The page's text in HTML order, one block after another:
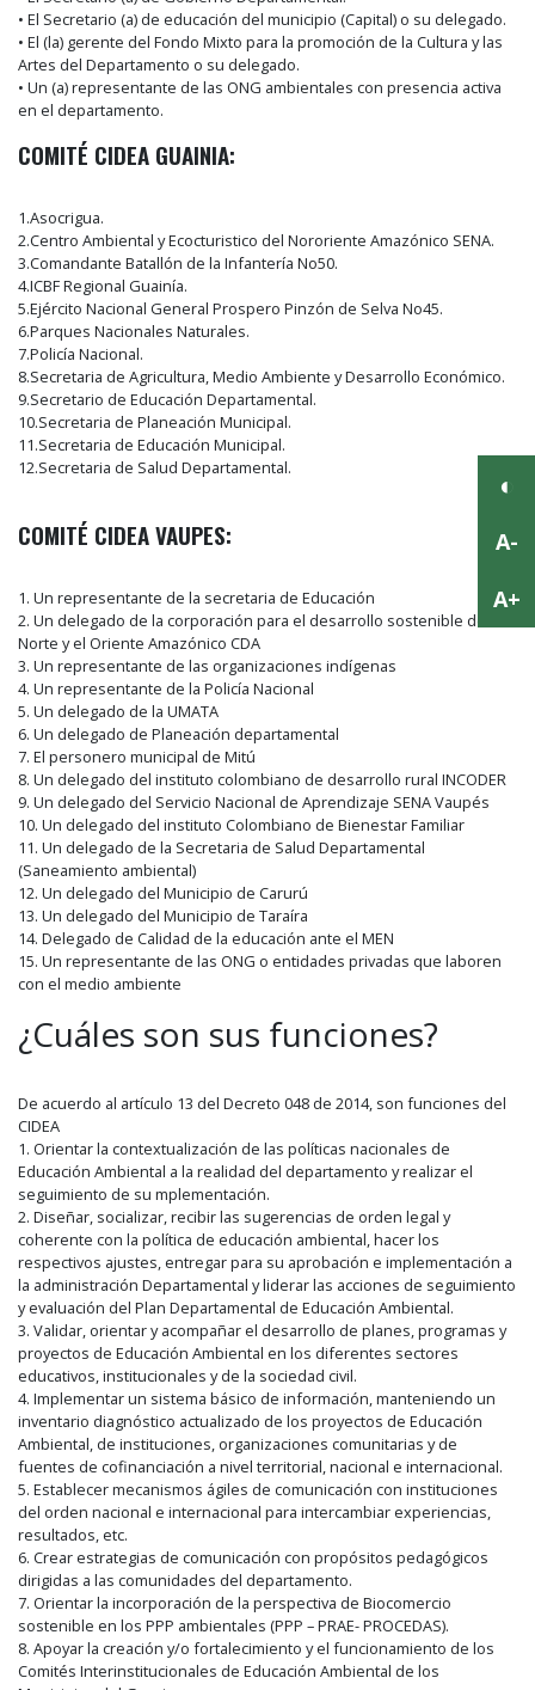
• El Secretario (a) de educación del municipio (Capital) o su delegado.
• El (la) gerente del Fondo Mixto para la promoción de la Cultura y las
Artes del Departamento o su delegado.
• Un (a) representante de las ONG ambientales con presencia activa
en el departamento.
COMITÉ CIDEA GUAINIA:
1.Asocrigua.
2.Centro Ambiental y Ecocturistico del Nororiente Amazónico SENA.
3.Comandante Batallón de la Infantería No50.
4.ICBF Regional Guainía.
5.Ejército Nacional General Prospero Pinzón de Selva No45.
6.Parques Nacionales Naturales.
7.Policía Nacional.
8.Secretaria de Agricultura, Medio Ambiente y Desarrollo Económico.
9.Secretario de Educación Departamental.
10.Secretaria de Planeación Municipal.
11.Secretaria de Educación Municipal.
12.Secretaria de Salud Departamental.
COMITÉ CIDEA VAUPES:
1. Un representante de la secretaria de Educación
2. Un delegado de la corporación para el desarrollo sostenible del
Norte y el Oriente Amazónico CDA
3. Un representante de las organizaciones indígenas
4. Un representante de la Policía Nacional
5. Un delegado de la UMATA
6. Un delegado de Planeación departamental
7. El personero municipal de Mitú
8. Un delegado del instituto colombiano de desarrollo rural INCODER
9. Un delegado del Servicio Nacional de Aprendizaje SENA Vaupés
10. Un delegado del instituto Colombiano de Bienestar Familiar
11. Un delegado de la Secretaria de Salud Departamental
(Saneamiento ambiental)
12. Un delegado del Municipio de Carurú
13. Un delegado del Municipio de Taraíra
14. Delegado de Calidad de la educación ante el MEN
15. Un representante de las ONG o entidades privadas que laboren
con el medio ambiente
¿Cuáles son sus funciones?
De acuerdo al artículo 13 del Decreto 048 de 2014, son funciones del
CIDEA
1. Orientar la contextualización de las políticas nacionales de
Educación Ambiental a la realidad del departamento y realizar el
seguimiento de su mplementación.
2. Diseñar, socializar, recibir las sugerencias de orden legal y
coherente con la política de educación ambiental, hacer los
respectivos ajustes, entregar para su aprobación e implementación a
la administración Departamental y liderar las acciones de seguimiento
y evaluación del Plan Departamental de Educación Ambiental.
3. Validar, orientar y acompañar el desarrollo de planes, programas y
proyectos de Educación Ambiental en los diferentes sectores
educativos, institucionales y de la sociedad civil.
4. Implementar un sistema básico de información, manteniendo un
inventario diagnóstico actualizado de los proyectos de Educación
Ambiental, de instituciones, organizaciones comunitarias y de
fuentes de cofinanciación a nivel territorial, nacional e internacional.
5. Establecer mecanismos ágiles de comunicación con instituciones
del orden nacional e internacional para intercambiar experiencias,
resultados, etc.
6. Crear estrategias de comunicación con propósitos pedagógicos
dirigidas a las comunidades del departamento.
7. Orientar la incorporación de la perspectiva de Biocomercio
sostenible en los PPP ambientales (PPP – PRAE- PROCEDAS).
8. Apoyar la creación y/o fortalecimiento y el funcionamiento de los
Comités Interinstitucionales de Educación Ambiental de los